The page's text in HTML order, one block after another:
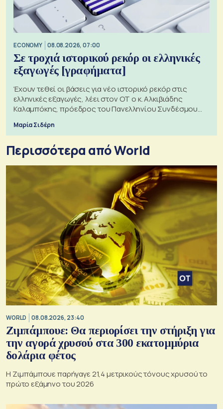
ECONOMY 08.08.2026, 07:00
Σε τροχιά ιστορικού ρεκόρ οι ελληνικές
εξαγωγές [γραφήματα]
Έχουν τεθεί οι βάσεις για νέο ιστορικό ρεκόρ στις
ελληνικές εξαγωγές, λέει στον ΟΤ ο κ. Αλκιβιάδης
Καλαμπόκης, πρόεδρος του Πανελληνίου Συνδέσμου
Εξαγωγέων
Μαρία Σιδέρη
Περισσότερα από World
WORLD 08.08.2026, 23:40
Ζιμπάμπουε: Θα περιορίσει την στήριξη για
την αγορά χρυσού στα 300 εκατομμύρια
δολάρια φέτος
Η Ζιμπάμπουε παρήγαγε 21,4 μετρικούς τόνους χρυσού το
πρώτο εξάμηνο του 2026